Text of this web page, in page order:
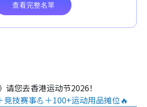
请您去香港运动节2026！
竞技赛事💪＋100+运动用品摊位🔥